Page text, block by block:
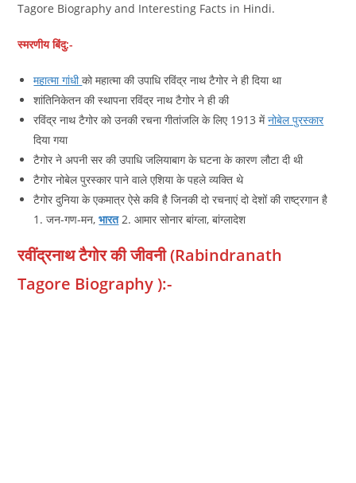
Tagore Biography and Interesting Facts in Hindi.
स्मरणीय बिंदु:-
महात्मा गांधीको महात्मा की उपाधि रविंद्र नाथ टैगोर ने ही दिया था
शांतिनिकेतन की स्थापना रविंद्र नाथ टैगोर ने ही की
रविंद्र नाथ टैगोर को उनकी रचना गीतांजलि के लिए 1913 मेंनोबेल पुरस्कार
दिया गया
टैगोर ने अपनी सर की उपाधि जलियाबाग के घटना के कारण लौटा दी थी
टैगोर नोबेल पुरस्कार पाने वाले एशिया के पहले व्यक्ति थे
टैगोर दुनिया के एकमात्र ऐसे कवि है जिनकी दो रचनाएं दो देशों की राष्ट्रगान है
1. जन-गण-मन,भारत2. आमार सोनार बांग्ला, बांग्लादेश
रवींद्रनाथ टैगोर की जीवनी (Rabindranath
Tagore Biography ):-